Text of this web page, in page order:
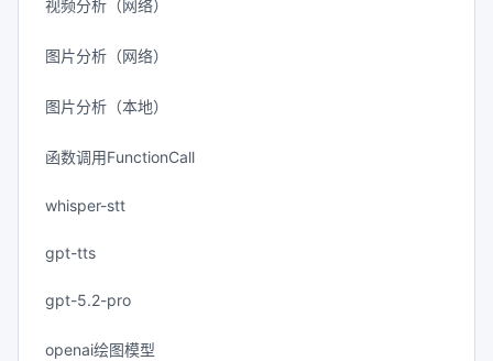
视频分析（网络）
图片分析（网络）
图片分析（本地）
函数调用FunctionCall
whisper-stt
gpt-tts
gpt-5.2-pro
openai绘图模型